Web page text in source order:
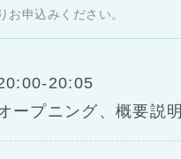
りお申込みください。
20:05
ープニング、概要説明